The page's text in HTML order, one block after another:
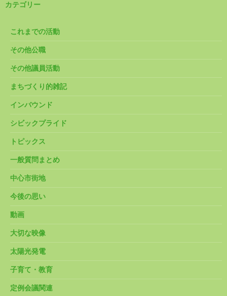
カテゴリー
これまでの活動
その他公職
その他議員活動
まちづくり的雑記
インバウンド
シビックプライド
トピックス
一般質問まとめ
中心市街地
今後の思い
動画
大切な映像
太陽光発電
子育て・教育
定例会議関連